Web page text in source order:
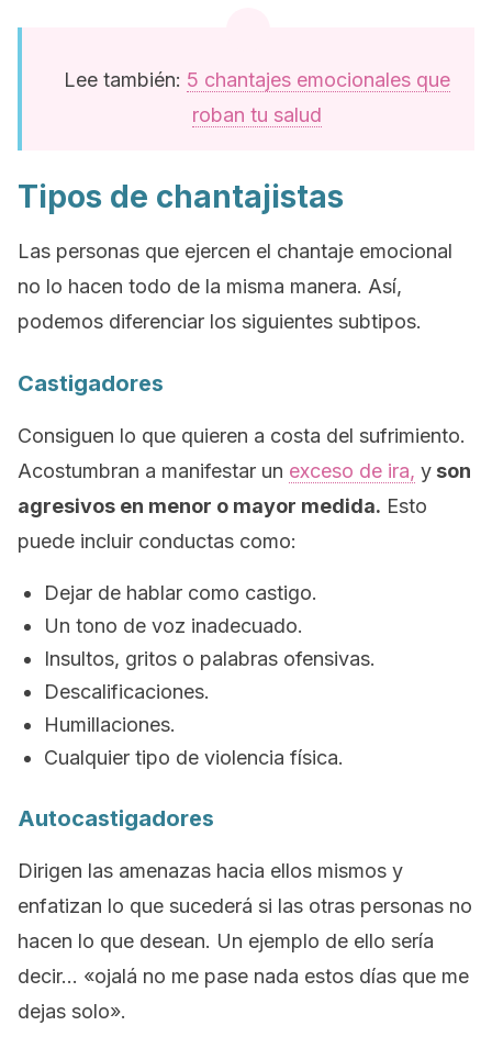
Lee también: 5 chantajes emocionales que
roban tu salud
Tipos de chantajistas
Las personas que ejercen el chantaje emocional
no lo hacen todo de la misma manera. Así,
podemos diferenciar los siguientes subtipos.
Castigadores
Consiguen lo que quieren a costa del sufrimiento.
Acostumbran a manifestar un exceso de ira, y son
agresivos en menor o mayor medida. Esto
puede incluir conductas como:
Dejar de hablar como castigo.
Un tono de voz inadecuado.
Insultos, gritos o palabras ofensivas.
Descalificaciones.
Humillaciones.
Cualquier tipo de violencia física.
Autocastigadores
Dirigen las amenazas hacia ellos mismos y
enfatizan lo que sucederá si las otras personas no
hacen lo que desean. Un ejemplo de ello sería
decir… «ojalá no me pase nada estos días que me
dejas solo».